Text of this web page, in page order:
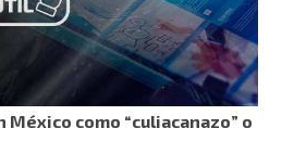
México como “culiacanazo” o